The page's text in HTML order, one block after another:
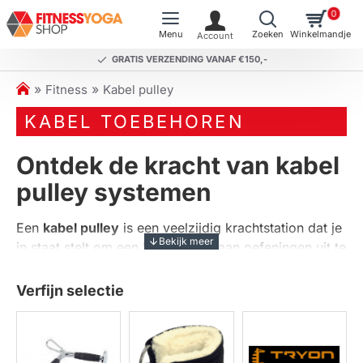
GRATIS VERZENDING VANAF €150,-
0
h
o
m
Fitness Kabel pulley
KABEL TOEBEHOREN
Ontdek de kracht van kabel
pulley systemen
Een kabel pulley is een veelzijdig krachtstation dat je
in staat stelt om een breed scala aan oefeningen uit te
beginners als gevorderde sporters die hun
je nu werkt aan je bovenlichaam, core of benen, een
kabel pulley biedt de flexibiliteit om verschillende
Verfijn selectie